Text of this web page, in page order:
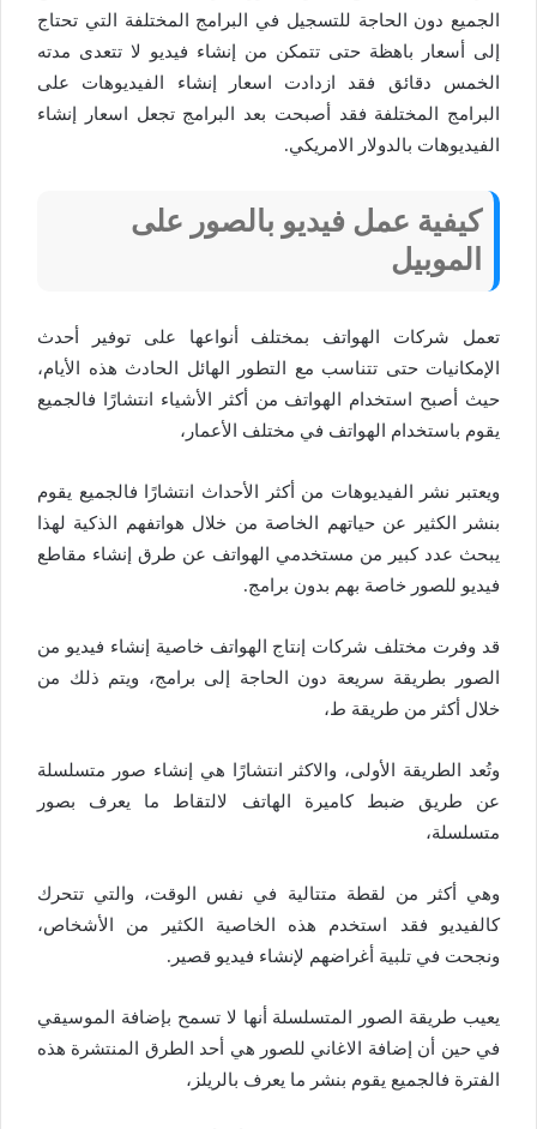
الجميع دون الحاجة للتسجيل في البرامج المختلفة التي تحتاج
إلى أسعار باهظة حتى تتمكن من إنشاء فيديو لا تتعدى مدته
الخمس دقائق فقد ازدادت اسعار إنشاء الفيديوهات على
البرامج المختلفة فقد أصبحت بعد البرامج تجعل اسعار إنشاء
الفيديوهات بالدولار الامريكي.
كيفية عمل فيديو بالصور على
الموبيل
تعمل شركات الهواتف بمختلف أنواعها على توفير أحدث
الإمكانيات حتى تتناسب مع التطور الهائل الحادث هذه الأيام،
حيث أصبح استخدام الهواتف من أكثر الأشياء انتشارًا فالجميع
يقوم باستخدام الهواتف في مختلف الأعمار،
ويعتبر نشر الفيديوهات من أكثر الأحداث انتشارًا فالجميع يقوم
بنشر الكثير عن حياتهم الخاصة من خلال هواتفهم الذكية لهذا
يبحث عدد كبير من مستخدمي الهواتف عن طرق إنشاء مقاطع
فيديو للصور خاصة بهم بدون برامج.
قد وفرت مختلف شركات إنتاج الهواتف خاصية إنشاء فيديو من
الصور بطريقة سريعة دون الحاجة إلى برامج، ويتم ذلك من
خلال أكثر من طريقة ط،
وتُعد الطريقة الأولى، والاكثر انتشارًا هي إنشاء صور متسلسلة
عن طريق ضبط كاميرة الهاتف لالتقاط ما يعرف بصور
متسلسلة،
وهي أكثر من لقطة متتالية في نفس الوقت، والتي تتحرك
كالفيديو فقد استخدم هذه الخاصية الكثير من الأشخاص،
ونجحت في تلبية أغراضهم لإنشاء فيديو قصير.
يعيب طريقة الصور المتسلسلة أنها لا تسمح بإضافة الموسيقي
في حين أن إضافة الاغاني للصور هي أحد الطرق المنتشرة هذه
الفترة فالجميع يقوم بنشر ما يعرف بالريلز،